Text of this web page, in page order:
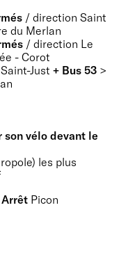
/ direction Saint
du Merlan
/ direction Le
- Corot
Saint-Just + Bus 53 >
vélo devant le
les plus
Arrêt Picon